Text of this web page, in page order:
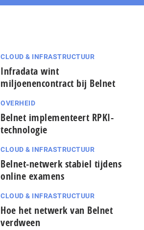
CLOUD & INFRASTRUCTUUR
Infradata wint
miljoenencontract bij Belnet
OVERHEID
Belnet implementeert RPKI-
technologie
CLOUD & INFRASTRUCTUUR
Belnet-netwerk stabiel tijdens
online examens
CLOUD & INFRASTRUCTUUR
Hoe het netwerk van Belnet
verdween